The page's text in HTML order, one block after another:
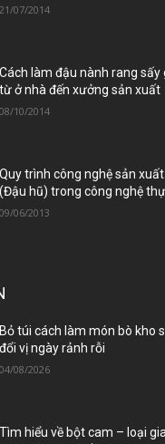
21/07/2014
Cách làm đậu nành rang sấy
từ ở nhà đến xưởng sản xuất
08/10/2014
Quy trình công nghệ sản
(Đậu hũ) trong công nghệ
09/06/2013
Bỏ túi cách làm món bò kho
đổi vị ngày rảnh rỗi
04/08/2026
Tìm hiểu về bột cam – loại